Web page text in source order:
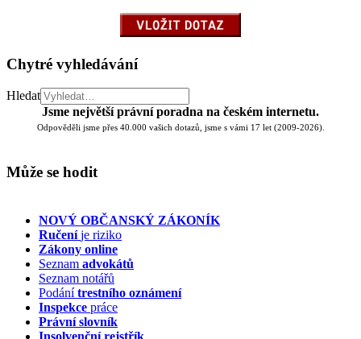
Chytré vyhledávání
Hledat
Jsme největší právní poradna na českém internetu.
Odpověděli jsme přes 40.000 vašich dotazů, jsme s vámi 17 let (2009-2026).
Může se hodit
NOVÝ OBČANSKÝ ZÁKONÍK
Ručeníje riziko
Zákony online
Seznam advokátů
Seznam notářů
Podánítrestního oznámení
Inspekce práce
Právní slovník
Insolvenčnírejstřík